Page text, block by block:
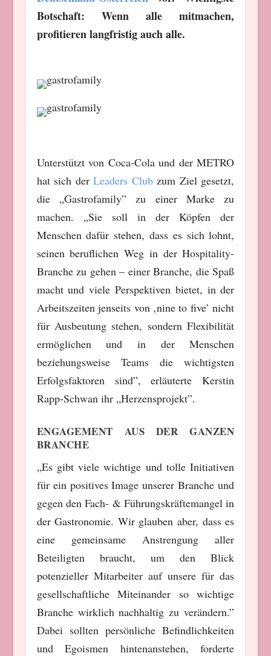
Botschaft: Wenn alle mitmachen,
profitieren langfristig auch alle.
Unterstützt von Coca-Cola und der METRO
hat sich derLeaders Clubzum Ziel gesetzt,
die „Gastrofamily” zu einer Marke zu
machen. „Sie soll in der Köpfen der
Menschen dafür stehen, dass es sich lohnt,
seinen beruflichen Weg in der Hospitality-
Branche zu gehen – einer Branche, die Spaß
macht und viele Perspektiven bietet, in der
Arbeitszeiten jenseits von ‚nine to five’ nicht
für Ausbeutung stehen, sondern Flexibilität
ermöglichen und in der Menschen
beziehungsweise Teams die wichtigsten
Erfolgsfaktoren sind”, erläuterte Kerstin
Rapp-Schwan ihr „Herzensprojekt”.
ENGAGEMENT AUS DER GANZEN
BRANCHE
„Es gibt viele wichtige und tolle Initiativen
für ein positives Image unserer Branche und
gegen den Fach- & Führungskräftemangel in
der Gastronomie. Wir glauben aber, dass es
eine gemeinsame Anstrengung aller
Beteiligten braucht, um den Blick
potenzieller Mitarbeiter auf unsere für das
gesellschaftliche Miteinander so wichtige
Branche wirklich nachhaltig zu verändern.”
Dabei sollten persönliche Befindlichkeiten
und Egoismen hintenanstehen, forderte